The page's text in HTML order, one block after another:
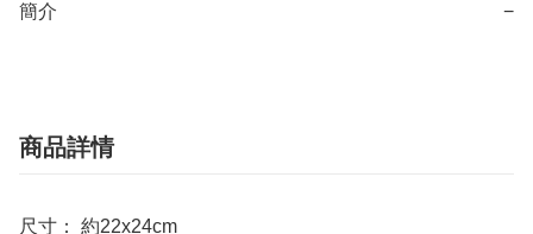
簡介 −
商品詳情
尺寸： 約22x24cm